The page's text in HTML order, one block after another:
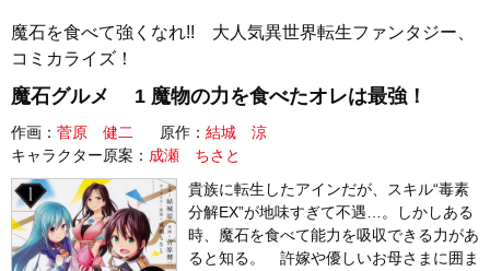
魔石を食べて強くなれ!! 大人気異世界転生ファンタジー、
コミカライズ！
魔石グルメ 1 魔物の力を食べたオレは最強！
作画： 菅原 健二 原作： 結城 涼
キャラクター原案： 成瀬 ちさと
貴族に転生したアインだが、スキル“毒素
分解EX”が地味すぎて不遇…。しかしある
時、魔石を食べて能力を吸収できる力があ
ると知る。 許嫁や優しいお母さまに囲ま